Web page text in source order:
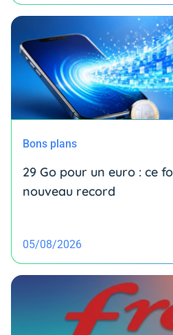
Bons plans
29 Go pour un euro : ce
nouveau record
05/08/2026